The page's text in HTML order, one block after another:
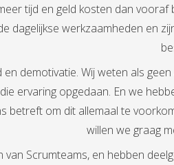
tijd en geld kosten dan vooraf
dagelijkse werkzaamheden en
demotivatie. Wij weten als
ervaring opgedaan. En we
betreft om dit allemaal te
willen we graag
Scrumteams, en hebben